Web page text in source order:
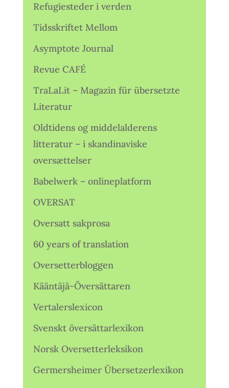
Refugiesteder i verden
Tidsskriftet Mellom
Asymptote Journal
Revue CAFÉ
TraLaLit – Magazin für übersetzte
Literatur
Oldtidens og middelalderens
litteratur – i skandinaviske
oversættelser
Babelwerk – onlineplatform
OVERSAT
Oversatt sakprosa
60 years of translation
Oversetterbloggen
Kääntäjä-Översättaren
Vertalerslexicon
Svenskt översättarlexikon
Norsk Oversetterleksikon
Germersheimer Übersetzerlexikon